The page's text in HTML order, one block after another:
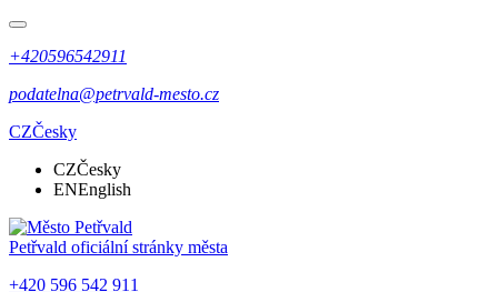
+420596542911
podatelna@petrvald-mesto.cz
CZČesky
CZČesky
ENEnglish
Petřvald oficiální stránky města
+420 596 542 911